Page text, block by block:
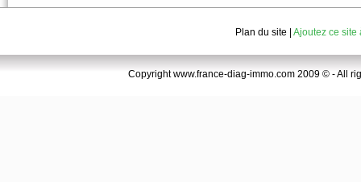
Plan du site Ajoutez ce site
Copyright www.france-diag-immo.com 2009 © - All